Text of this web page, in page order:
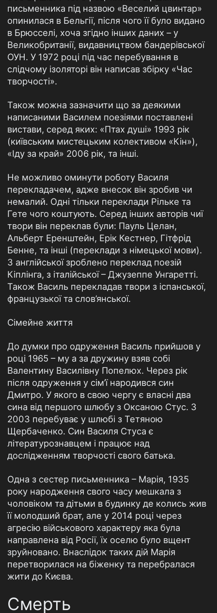
письменника під назвою «Веселий цвинтар»
опинилася в Бельгії, після чого її було видано
в Брюсселі, хоча згідно інших даних – у
Великобританії, видавництвом бандерівської
ОУН. У 1972 році під час перебування в
слідчому ізоляторі він написав збірку «Час
творчості».
Також можна зазначити що за деякими
написаними Василем поезіями поставлені
вистави, серед яких: «Птах душі» 1993 рік
(київським мистецьким колективом «Кін»),
«Іду за край» 2006 рік, та інші.
Не можливо оминути роботу Василя
перекладачем, адже внесок він зробив чи
немалий. Одні тільки переклади Рільке та
Гете чого коштують. Серед інших авторів чиї
твори він переклав були: Пауль Целан,
Альберт Еренштейн, Ерік Кестнер, Гітфрід
Бенне, та інші (переклади з німецької мови).
З англійської зроблено переклад поезій
Кіплінга, з італійської – Джузеппе Унгаретті.
Також Василь перекладав твори з іспанської,
французької та слов’янської.
Сімейне життя
До думки про одруження Василь прийшов у
році 1965 – му а за дружину взяв собі
Валентину Василівну Попелюх. Через рік
після одруження у сім’ї народився син
Дмитро. У якого в свою чергу є власні два
сина від першого шлюбу з Оксаною Стус. З
2003 перебуває у шлюбі з Тетяною
Щербаченко. Син Василя Стуса є
літературознавцем і працює над
дослідженням творчості свого батька.
Одна з сестер письменника – Марія, 1935
року народження свого часу мешкала з
чоловіком та дітьми в будинку де колись жив
її молодший брат, але у 2014 році через
агресію військового характеру яка була
направлена від Росії, їх оселю було вщент
зруйновано. Внаслідок таких дій Марія
перетворилася на біженку та перебралася
жити до Києва.
Смерть